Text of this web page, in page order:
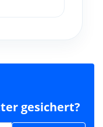
gesichert?